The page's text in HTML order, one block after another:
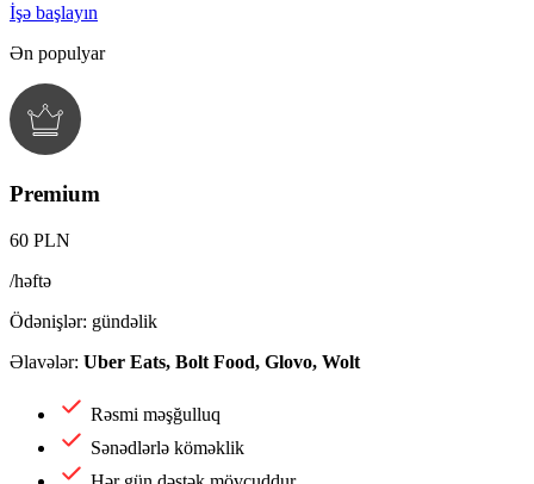
İşə başlayın
Ən populyar
Premium
60 PLN
/həftə
Ödənişlər: gündəlik
Əlavələr: Uber Eats, Bolt Food, Glovo, Wolt
Rəsmi məşğulluq
Sənədlərlə köməklik